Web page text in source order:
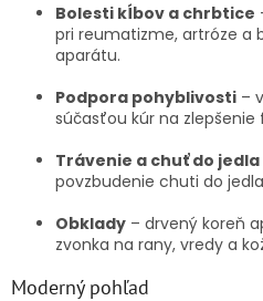
Bolesti kĺbov a chrbtice
pri reumatizme, artróze a
aparátu.
Podpora pohyblivosti –
súčasťou kúr na zlepšenie
Trávenie a chuť do jedla
povzbudenie chuti do
Obklady – drvený koreň
zvonka na rany, vredy a
Moderný pohľad